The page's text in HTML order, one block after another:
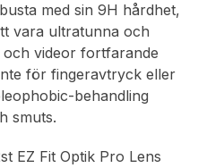
med sin 9H hårdhet,
vara ultratunna och
videor fortfarande
för fingeravtryck eller
behandling
smuts.
EZ Fit Optik Pro Lens